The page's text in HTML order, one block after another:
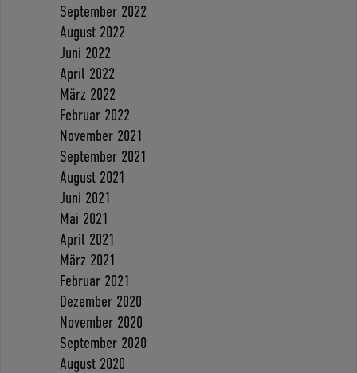
September 2022
August 2022
Juni 2022
April 2022
März 2022
Februar 2022
November 2021
September 2021
August 2021
Juni 2021
Mai 2021
April 2021
März 2021
Februar 2021
Dezember 2020
November 2020
September 2020
August 2020